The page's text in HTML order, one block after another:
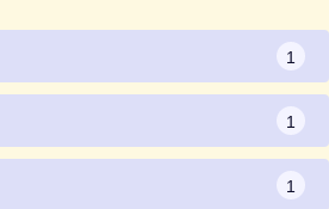
1
1
1